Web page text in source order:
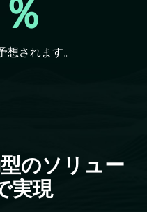
されます。
のソリュー
実現